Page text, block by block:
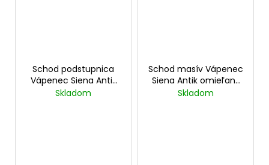
Schod podstupnica
Vápenec Siena Antik
omieľaný 150x15x2 cm
Skladom
Schod masív Vápenec
Siena Antik omieľaný
130x35x15 cm
Skladom